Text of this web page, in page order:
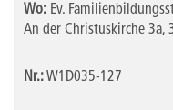
Wo: Ev.
An der Christuskirche 3a,
Nr.:W1D035-127